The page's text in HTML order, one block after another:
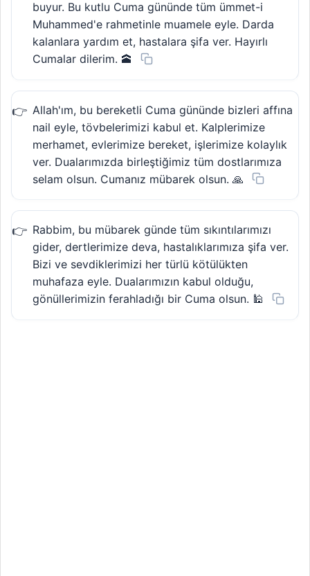
buyur. Bu kutlu Cuma gününde tüm ümmet-i
Muhammed'e rahmetinle muamele eyle. Darda
kalanlara yardım et, hastalara şifa ver. Hayırlı
Cumalar dilerim. 🕋
Allah'ım, bu bereketli Cuma gününde bizleri affına
nail eyle, tövbelerimizi kabul et. Kalplerimize
merhamet, evlerimize bereket, işlerimize kolaylık
ver. Dualarımızda birleştiğimiz tüm dostlarımıza
selam olsun. Cumanız mübarek olsun. 🙏
Rabbim, bu mübarek günde tüm sıkıntılarımızı
gider, dertlerimize deva, hastalıklarımıza şifa ver.
Bizi ve sevdiklerimizi her türlü kötülükten
muhafaza eyle. Dualarımızın kabul olduğu,
gönüllerimizin ferahladığı bir Cuma olsun. 🕌